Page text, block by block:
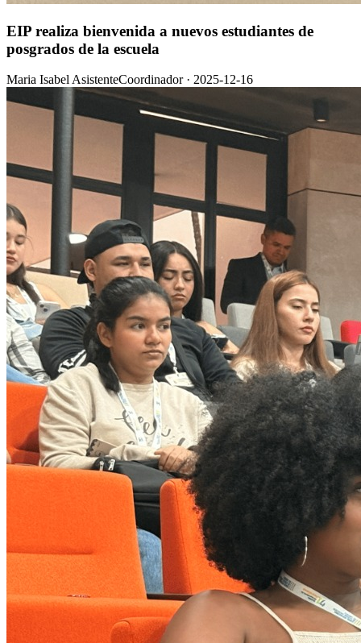
EIP realiza bienvenida a nuevos estudiantes de
posgrados de la escuela
Maria Isabel AsistenteCoordinador· 2025-12-16